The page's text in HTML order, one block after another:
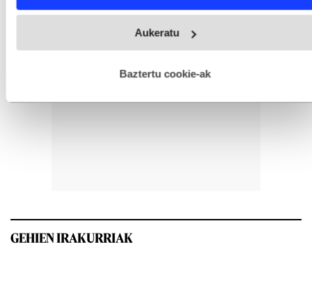
fitxategiak erabiltzen ditu. Zure esperientzia eta zerbitzuak
esplizitua ematen diguzu.Gehiago irakurri
Aukeratu
Baztertu cookie-ak
GEHIEN IRAKURRIAK